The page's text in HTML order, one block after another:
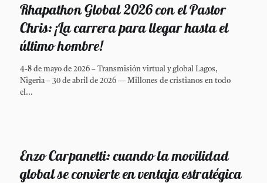
Rhapathon Global 2026 con el Pastor
Chris: ¡La carrera para llegar hasta el
último hombre!
4-8 de mayo de 2026 – Transmisión virtual y global Lagos,
Nigeria – 30 de abril de 2026 — Millones de cristianos en todo
el...
Enzo Carpanetti: cuando la movilidad
global se convierte en ventaja estratégica